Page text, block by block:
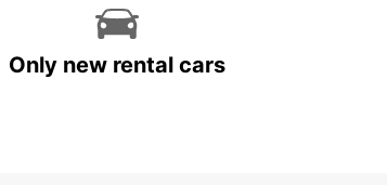
Only new rental cars